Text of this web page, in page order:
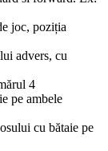
joc, poziția
advers, cu
4
pe ambele
cu bătaie pe